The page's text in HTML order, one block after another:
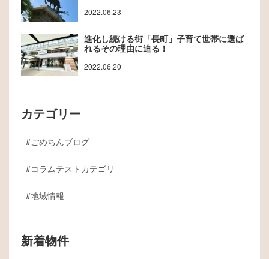
2022.06.23
進化し続ける街「長町」子育て世帯に選ば
れるその理由に迫る！
2022.06.20
カテゴリー
ごめちんブログ
コラムテストカテゴリ
地域情報
新着物件